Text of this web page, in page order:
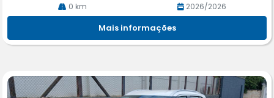
0 km 2026/2026
Mais informações